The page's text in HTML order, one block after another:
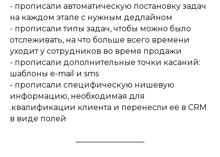
- прописали автоматическую постановку задач
на каждом этапе с нужным дедлайном
- прописали типы задач, чтобы можно было
отслеживать, на что больше всего времени
уходит у сотрудников во время продажи
- прописали дополнительные точки касаний:
шаблоны e-mail и sms
- прописали специфическую нишевую
информацию, необходимая для
.квалификации клиента и перенесли её в CRM
в виде полей